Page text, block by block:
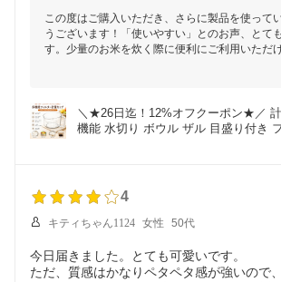
この度はご購入いただき、さらに製品を使って
うございます！「使いやすい」とのお声、とて
す。少量のお米を炊く際に便利にご利用いただ
なご意見としてしっかり受け止め、参考にさせ
この商品はコンパクトさを追求しており、省ス
た設計ですが、今後の製品改良のヒントにさせ
＼★26日迄！12%オフクーポン★／
機能 水切り ボウル ザル 目盛り付き
4
キティちゃん1124 女性 50代
今日届きました。とても可愛いです。
ただ、質感はかなりペタペタ感が強いので